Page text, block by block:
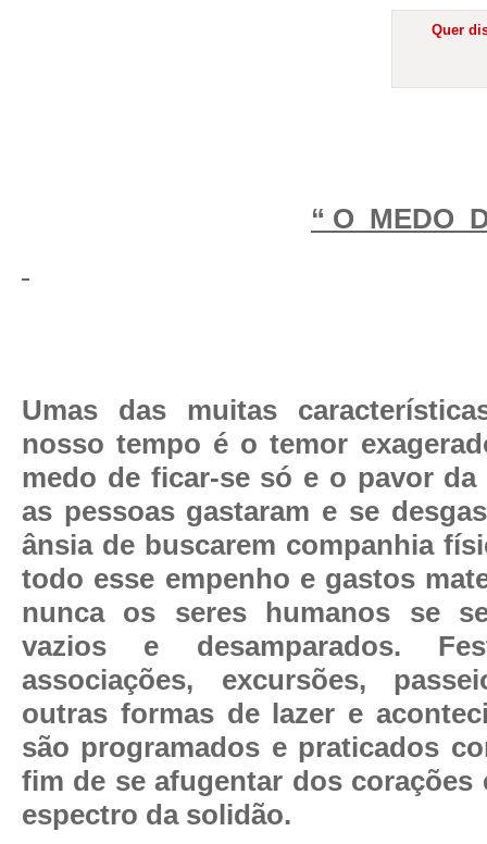
Quer
“ O MEDO
Umas das muitas
nosso tempo é o temor
medo de ficar-se só e o pavor da
as pessoas gastaram e se
ânsia de buscarem companhia
todo esse empenho e gastos
nunca os seres humanos se
vazios e desamparados.
associações, excursões,
outras formas de lazer e
são programados e praticados
fim de se afugentar dos corações
espectro da solidão.